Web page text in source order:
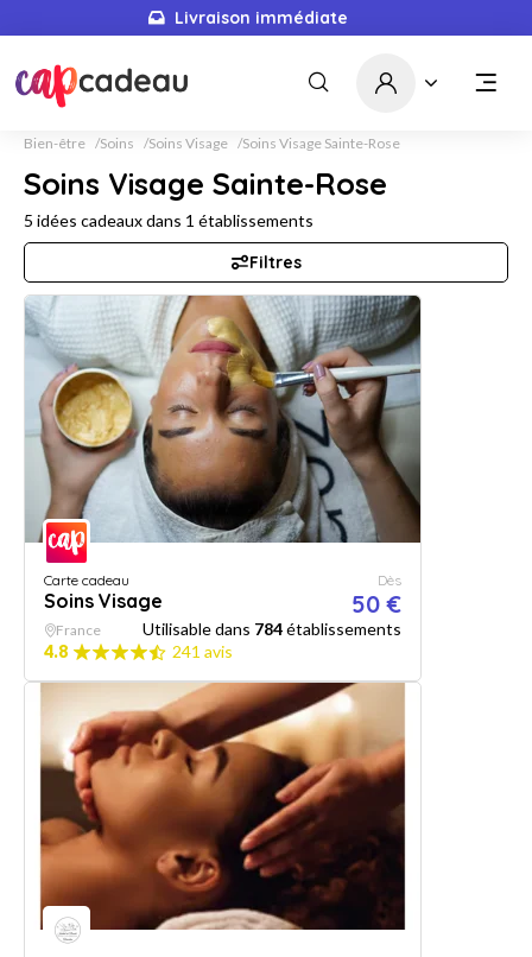
Livraison immédiate
Bien-être Soins Soins Visage Soins Visage Sainte-Rose
Soins Visage Sainte-Rose
5 idées cadeaux dans 1 établissements
Filtres
Carte cadeau
Soins Visage
Dès
50 €
France Utilisable dans 784établissements
4.8
241 avis